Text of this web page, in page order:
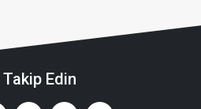
Edin